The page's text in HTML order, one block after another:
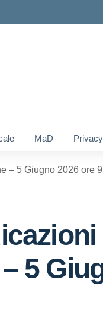
MaD Privacy
– 5 Giugno 2026 ore
5